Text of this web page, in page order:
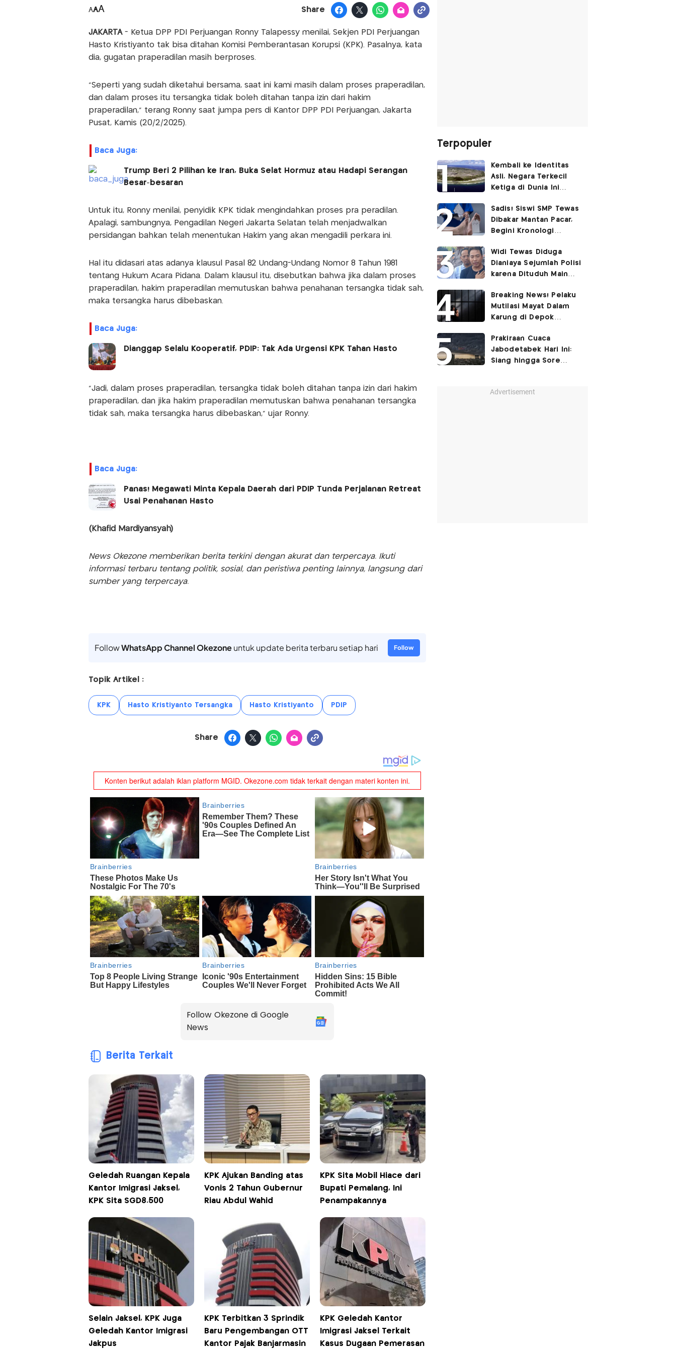
AAA Share
JAKARTA- Ketua DPP PDI Perjuangan Ronny Talapessy menilai, Sekjen PDI Perjuangan
Hasto Kristiyanto tak bisa ditahan Komisi Pemberantasan Korupsi (KPK). Pasalnya, kata
dia, gugatan praperadilan masih berproses.
"Seperti yang sudah diketahui bersama, saat ini kami masih dalam proses praperadilan,
dan dalam proses itu tersangka tidak boleh ditahan tanpa izin dari hakim
praperadilan," terang Ronny saat jumpa pers di Kantor DPP PDI Perjuangan, Jakarta
Pusat, Kamis (20/2/2025).
Baca Juga:
Trump Beri 2 Pilihan ke Iran, Buka Selat Hormuz atau Hadapi Serangan
Besar-besaran
Untuk itu, Ronny menilai, penyidik KPK tidak mengindahkan proses pra peradilan.
Apalagi, sambungnya, Pengadilan Negeri Jakarta Selatan telah menjadwalkan
persidangan bahkan telah menentukan Hakim yang akan mengadili perkara ini.
Hal itu didasari atas adanya klausul Pasal 82 Undang-Undang Nomor 8 Tahun 1981
tentang Hukum Acara Pidana. Dalam klausul itu, disebutkan bahwa jika dalam proses
praperadilan, hakim praperadilan memutuskan bahwa penahanan tersangka tidak sah,
maka tersangka harus dibebaskan.
Baca Juga:
Dianggap Selalu Kooperatif, PDIP: Tak Ada Urgensi KPK Tahan Hasto
"Jadi, dalam proses praperadilan, tersangka tidak boleh ditahan tanpa izin dari hakim
praperadilan, dan jika hakim praperadilan memutuskan bahwa penahanan tersangka
tidak sah, maka tersangka harus dibebaskan," ujar Ronny.
Baca Juga:
Panas! Megawati Minta Kepala Daerah dari PDIP Tunda Perjalanan Retreat
Usai Penahanan Hasto
(Khafid Mardiyansyah)
News Okezone memberikan berita terkini dengan akurat dan terpercaya. Ikuti
informasi terbaru tentang politik, sosial, dan peristiwa penting lainnya, langsung dari
sumber yang terpercaya.
FollowWhatsApp Channel Okezoneuntuk update berita terbaru setiap hari Follow
Topik Artikel :
KPK Hasto Kristiyanto Tersangka Hasto Kristiyanto PDIP
Share
Follow Okezone di Google
News
Berita Terkait
Geledah Ruangan Kepala
Kantor Imigrasi Jaksel,
KPK Sita SGD8.500
KPK Ajukan Banding atas
Vonis 2 Tahun Gubernur
Riau Abdul Wahid
KPK Sita Mobil Hiace dari
Bupati Pemalang, Ini
Penampakannya
Selain Jaksel, KPK Juga
Geledah Kantor Imigrasi
Jakpus
KPK Terbitkan 3 Sprindik
Baru Pengembangan OTT
Kantor Pajak Banjarmasin
KPK Geledah Kantor
Imigrasi Jaksel Terkait
Kasus Dugaan Pemerasan
Terpopuler
Kembali ke Identitas
Asli, Negara Terkecil
Ketiga di Dunia Ini
Nama
Sadis! Siswi SMP Tewas
Dibakar Mantan Pacar,
Begini Kronologi
Widi Tewas Diduga
Dianiaya Sejumlah Polisi
karena Dituduh Main
Breaking News! Pelaku
Mutilasi Mayat Dalam
Karung di Depok
Prakiraan Cuaca
Jabodetabek Hari Ini:
Siang hingga Sore
Advertisement